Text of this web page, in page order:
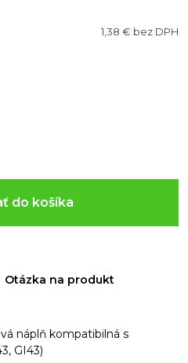
1,38 € bez DPH
do košíka
Otázka na produkt
náplň kompatibilná s
GI43)